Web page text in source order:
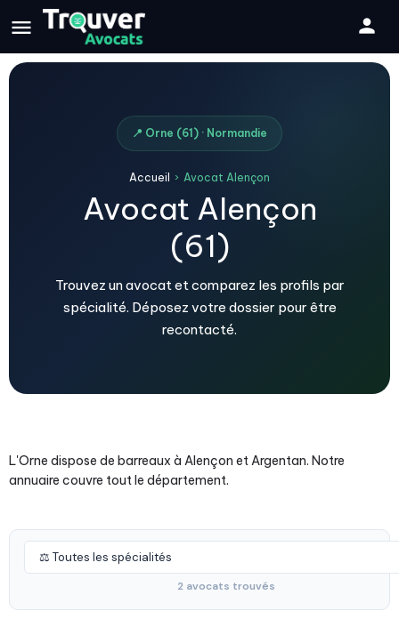
📍 Orne (61) · Normandie
Accueil › Avocat Alençon
Avocat Alençon
(61)
Trouvez un avocat et comparez les profils par
spécialité. Déposez votre dossier pour être
recontacté.
L'Orne dispose de barreaux à Alençon et Argentan. Notre
annuaire couvre tout le département.
2 avocats trouvés